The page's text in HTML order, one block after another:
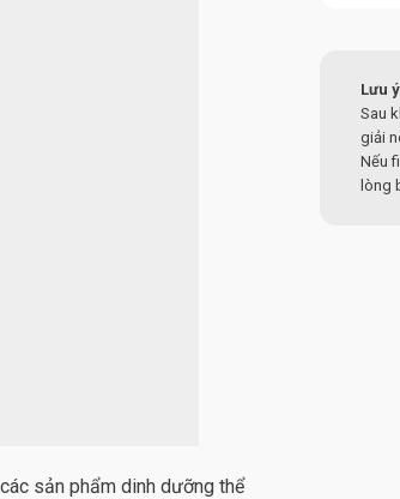
sản phẩm dinh dưỡng thể
Lưu
Sau
giải
Nếu
lòng